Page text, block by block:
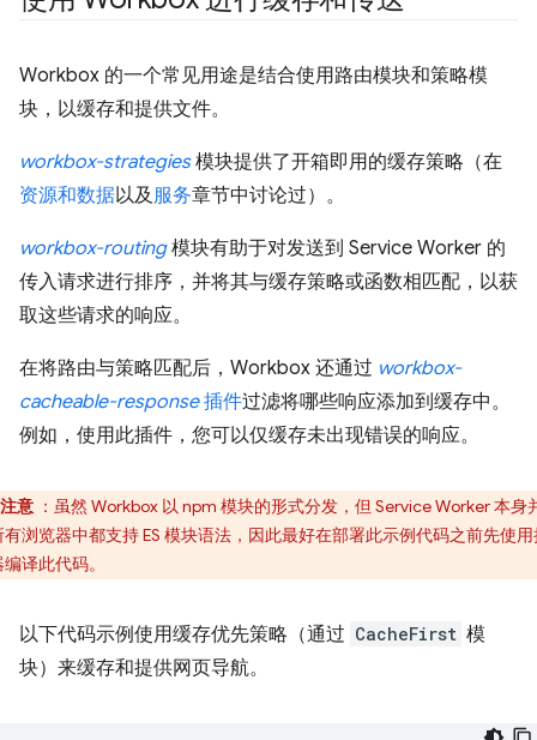
Workbox 的一个常见用途是结合使用路由模块和策略模
块，以缓存和提供文件。
workbox-strategies模块提供了开箱即用的缓存策略（在
资源和数据以及 服务章节中讨论过）。
workbox-routing模块有助于对发送到 Service Worker 的
传入请求进行排序，并将其与缓存策略或函数相匹配，以获
取这些请求的响应。
在将路由与策略匹配后，Workbox 还通过 workbox-
cacheable-response插件过滤将哪些响应添加到缓存中。
例如，使用此插件，您可以仅缓存未出现错误的响应。
注意 ：虽然 Workbox 以 npm 模块的形式分发，但 Service Worker 本身
有浏览器中都支持 ES 模块语法，因此最好在部署此示例代码之前先使
译此代码。
以下代码示例使用缓存优先策略（通过 CacheFirst 模
块）来缓存和提供网页导航。